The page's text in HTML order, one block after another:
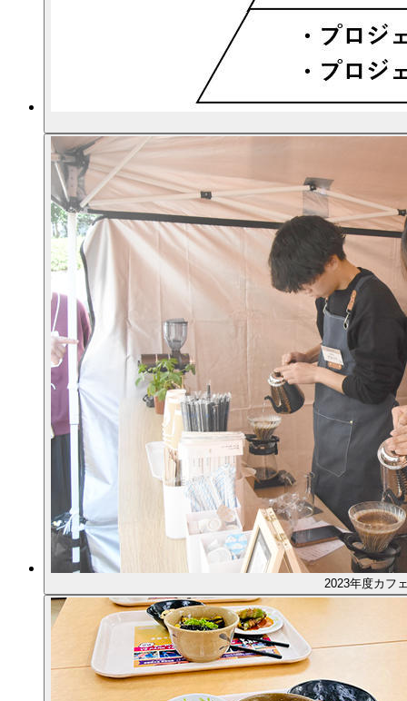
2023年度カフ